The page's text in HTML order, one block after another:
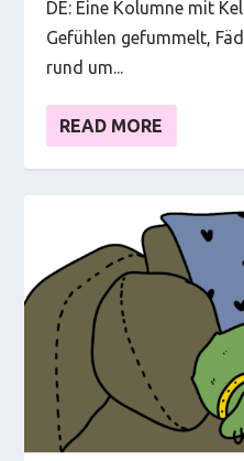
DE: Eine Kolumne mit
Gefühlen gefummelt,
rund um...
READ MORE